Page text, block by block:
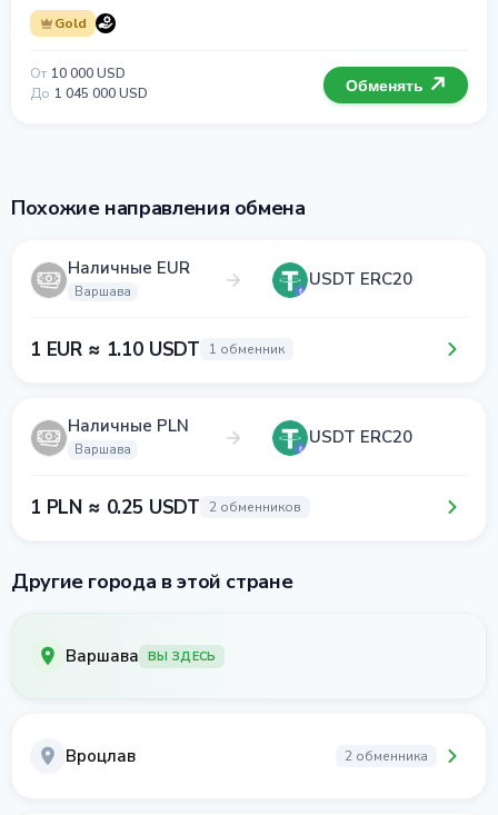
Gold
От 10 000 USD
До 1 045 000 USD Обменять
Похожие направления обмена
Наличные EUR
Варшава
USDT ERC20
1 EUR ≈ 1.10 USDT 1 обменник
Наличные PLN
Варшава
USDT ERC20
1 PLN ≈ 0.25 USDT 2 обменников
Другие города в этой стране
Варшава ВЫ ЗДЕСЬ
Вроцлав 2 обменника